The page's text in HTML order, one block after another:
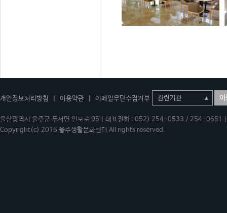
개인정보처리방침 이용약관 이메일무단수집거부 이
울산광역시 울주군 두서면 인보로 95 | 대표전화 : 052) 254-0533 / 254-
Copyright(c) 2016 울주생활문화센터 All rights reserved.